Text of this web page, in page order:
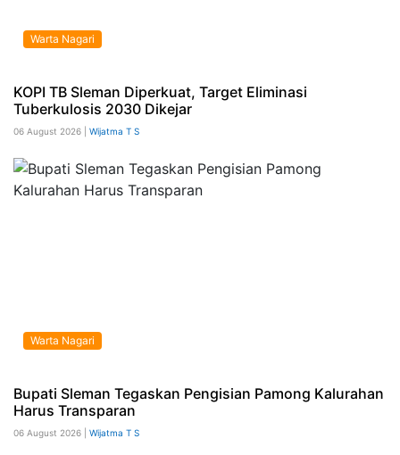
Warta Nagari
KOPI TB Sleman Diperkuat, Target Eliminasi
Tuberkulosis 2030 Dikejar
06 August 2026 | Wijatma T S
Warta Nagari
Bupati Sleman Tegaskan Pengisian Pamong Kalurahan
Harus Transparan
06 August 2026 | Wijatma T S